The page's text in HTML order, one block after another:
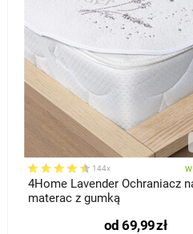
144x
4Home Lavender Ochraniacz na
materac z gumką
od 69,99zł